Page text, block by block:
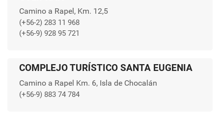
Camino a Rapel, Km. 12,5
(+56-2) 283 11 968
(+56-9) 928 95 721
COMPLEJO TURÍSTICO SANTA EUGENIA
Camino a Rapel Km. 6, Isla de Chocalán
(+56-9) 883 74 784